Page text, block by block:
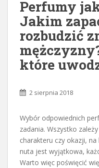
Perfumy
Jakim
rozbudzić
które
2 sierpnia 2018
Wybór odpowiednich
zadania. Wszystko
charakteru czy okazji,
nuta jest wyjątkowa,
Warto więc poświęcić